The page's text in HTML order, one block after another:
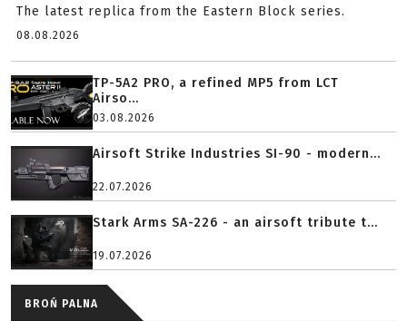
The latest replica from the Eastern Block series.
08.08.2026
TP-5A2 PRO, a refined MP5 from LCT
Airso...
03.08.2026
Airsoft Strike Industries SI-90 - modern...
22.07.2026
Stark Arms SA-226 - an airsoft tribute t...
19.07.2026
BROŃ PALNA